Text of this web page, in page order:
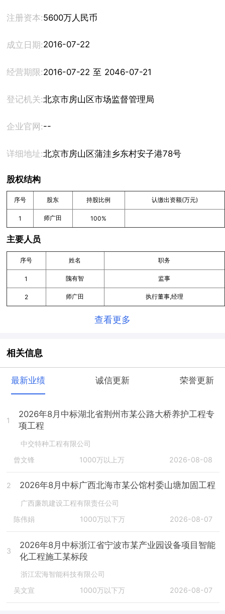
注册资本:5600万人民币
成立日期:2016-07-22
经营期限: 2016-07-22 至 2046-07-21
登记机关:北京市房山区市场监督管理局
企业官网:--
详细地址:北京市房山区蒲洼乡东村安子港78号
股权结构
序号 股东 持股比例 认缴出资额(万元)
1 师广田 100%
主要人员
序号 姓名 职务
1 隗有智 监事
2 师广田 执行董事,经理
查看更多
相关信息
最新业绩 诚信更新 荣誉更新
1
2026年8月中标湖北省荆州市某公路大桥养护工程专
项工程
中交特种工程有限公司
曾文锋
1000万以上万 2026-08-08
2 2026年8月中标广西北海市某公馆村委山塘加固工程
广西廉凯建设工程有限责任公司
陈伟娟
1000万以下万 2026-08-07
3
2026年8月中标浙江省宁波市某产业园设备项目智能
化工程施工某标段
浙江宏海智能科技有限公司
吴文宣
1000万以下万 2026-08-07